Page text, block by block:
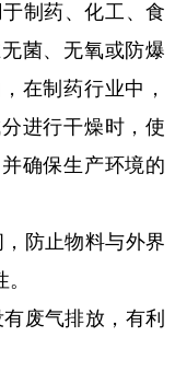
制药、化工、食
菌、无氧或防爆
在制药行业中，
进行干燥时，使
确保生产环境的
防止物料与外界
废气排放，有利